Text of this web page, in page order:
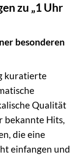
zu „1 Uhr
besonderen
kuratierte
Qualität
bekannte Hits,
die eine
einfangen und